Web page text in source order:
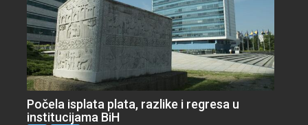
Počela isplata plata, razlike i regresa u
institucijama BiH